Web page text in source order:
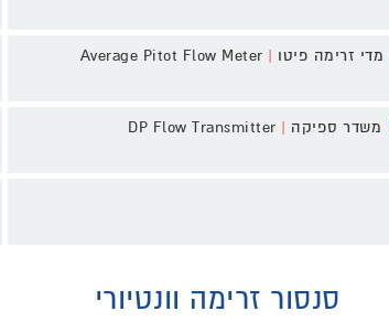
מדי זרימה פיטו |
משדר ספיקה |
סנסור זרימה וונטיורי